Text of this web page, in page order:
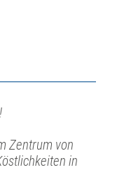
Zentrum von
in